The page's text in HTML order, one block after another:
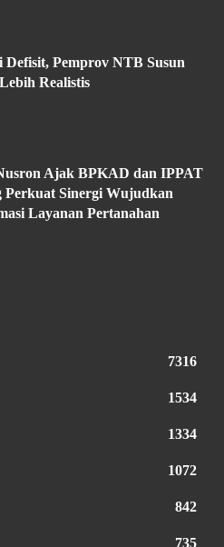
Defisit, Pemprov NTB Susun
Realistis
Ajak BPKAD dan IPPAT
Perkuat Sinergi Wujudkan
Layanan Pertanahan
7316
1534
1334
1072
842
735